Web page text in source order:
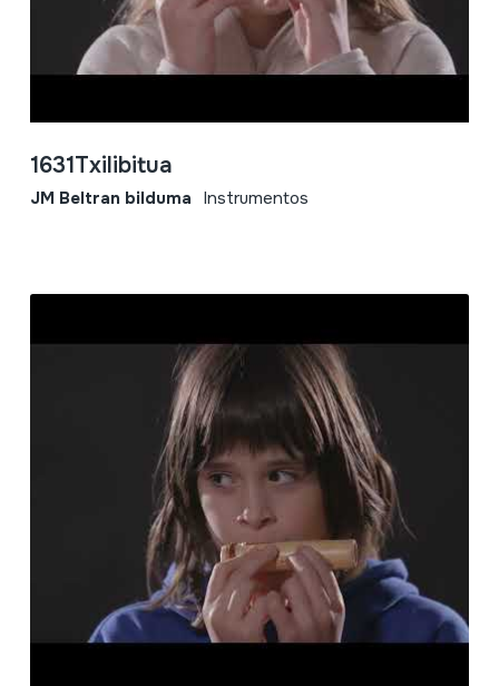
1631Txilibitua
JM Beltran bilduma Instrumentos